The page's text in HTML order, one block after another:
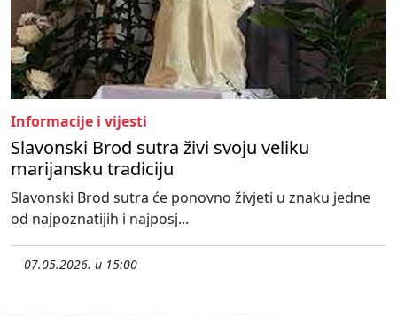
Informacije i vijesti
Slavonski Brod sutra živi svoju veliku
marijansku tradiciju
Slavonski Brod sutra će ponovno živjeti u znaku jedne
od najpoznatijih i najposj...
07.05.2026. u 15:00